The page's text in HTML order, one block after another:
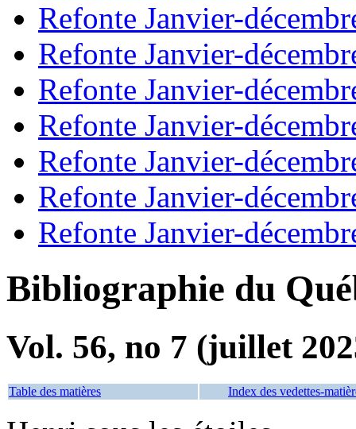
Refonte Janvier-
Refonte Janvier-
Refonte Janvier-
Refonte Janvier-
Refonte Janvier-
Refonte Janvier-
Refonte Janvier-
Bibliographie du
Vol. 56, no 7 (juillet
Table des matières Index des vedettes-